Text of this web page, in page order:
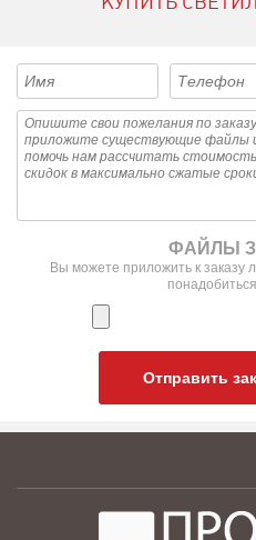
ФАЙЛЫ
Вы можете приложить к заказу
Отправить